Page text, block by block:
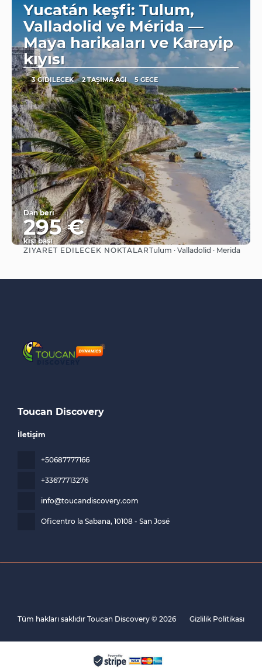
Yucatán keşfi: Tulum,
Valladolid ve Mérida —
Maya harikaları ve Karayip
kıyısı
3 GIDILECEK 2 TAŞIMA AĞI 5 GECE
Dan beri
295 €
kişi başı
Görüntüle
ZIYARET EDILECEK NOKTALARTulum · Valladolid · Merida
Toucan Discovery
İletişim
+50687777166
+33677713276
info@toucandiscovery.com
Oficentro la Sabana, 10108 - San José
Tüm hakları saklıdır Toucan Discovery © 2026 Gizlilik Politikası